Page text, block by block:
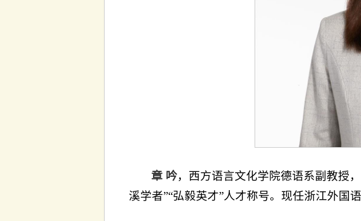
章 吟，西方语言文化学院德语系副教授
溪学者”“弘毅英才”人才称号。现任浙江外国